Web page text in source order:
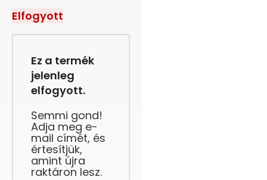
Elfogyott
Ez a termék
jelenleg
elfogyott.
Semmi gond!
Adja meg e-
mail címét, és
értesítjük,
amint újra
raktáron lesz.